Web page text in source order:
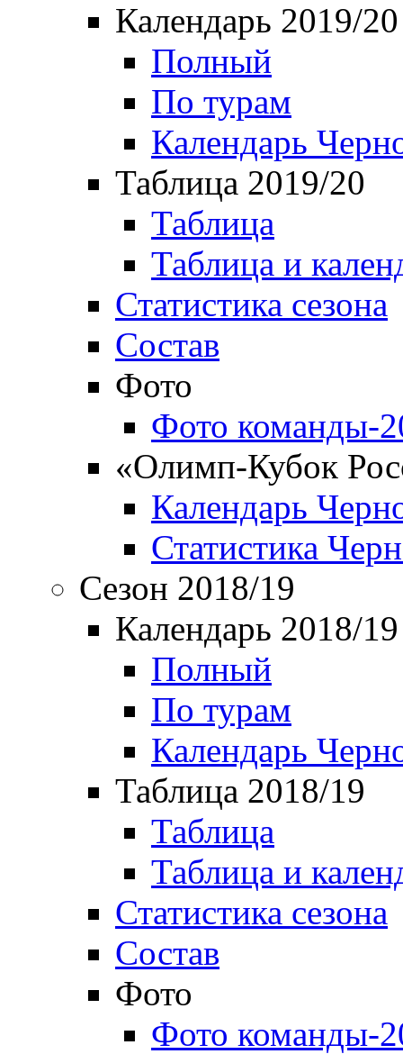
Календарь 2019/20
Полный
По турам
Календарь
Таблица 2019/20
Таблица
Таблица и
Статистика сезона
Состав
Фото
Фото команды-
«Олимп-Кубок
Календарь
Статистика
Сезон 2018/19
Календарь 2018/19
Полный
По турам
Календарь
Таблица 2018/19
Таблица
Таблица и
Статистика сезона
Состав
Фото
Фото команды-